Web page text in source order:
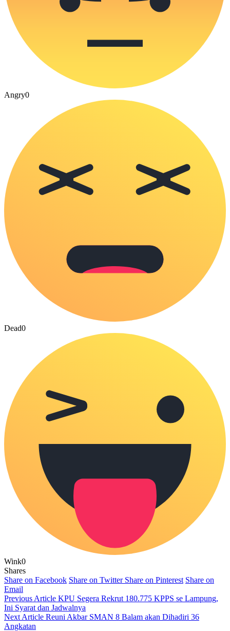
Angry0
Dead0
Wink0
Shares
Share on Facebook Share on Twitter Share on Pinterest Share on
Email
Previous Article KPU Segera Rekrut 180.775 KPPS se Lampung,
Ini Syarat dan Jadwalnya
Next Article Reuni Akbar SMAN 8 Balam akan Dihadiri 36
Angkatan